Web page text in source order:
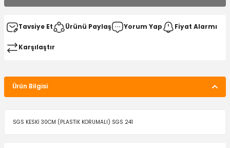
Tavsiye Et Ürünü Paylaş Yorum Yap Fiyat Alarmı
Karşılaştır
Ürün Bilgisi
SGS KESKİ 30CM (PLASTİK KORUMALI) SGS 241